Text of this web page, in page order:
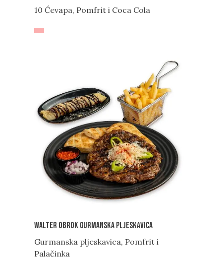
10 Ćevapa, Pomfrit i Coca Cola
Walter obrok Gurmanska pljeskavica
Gurmanska pljeskavica, Pomfrit i
Palačinka